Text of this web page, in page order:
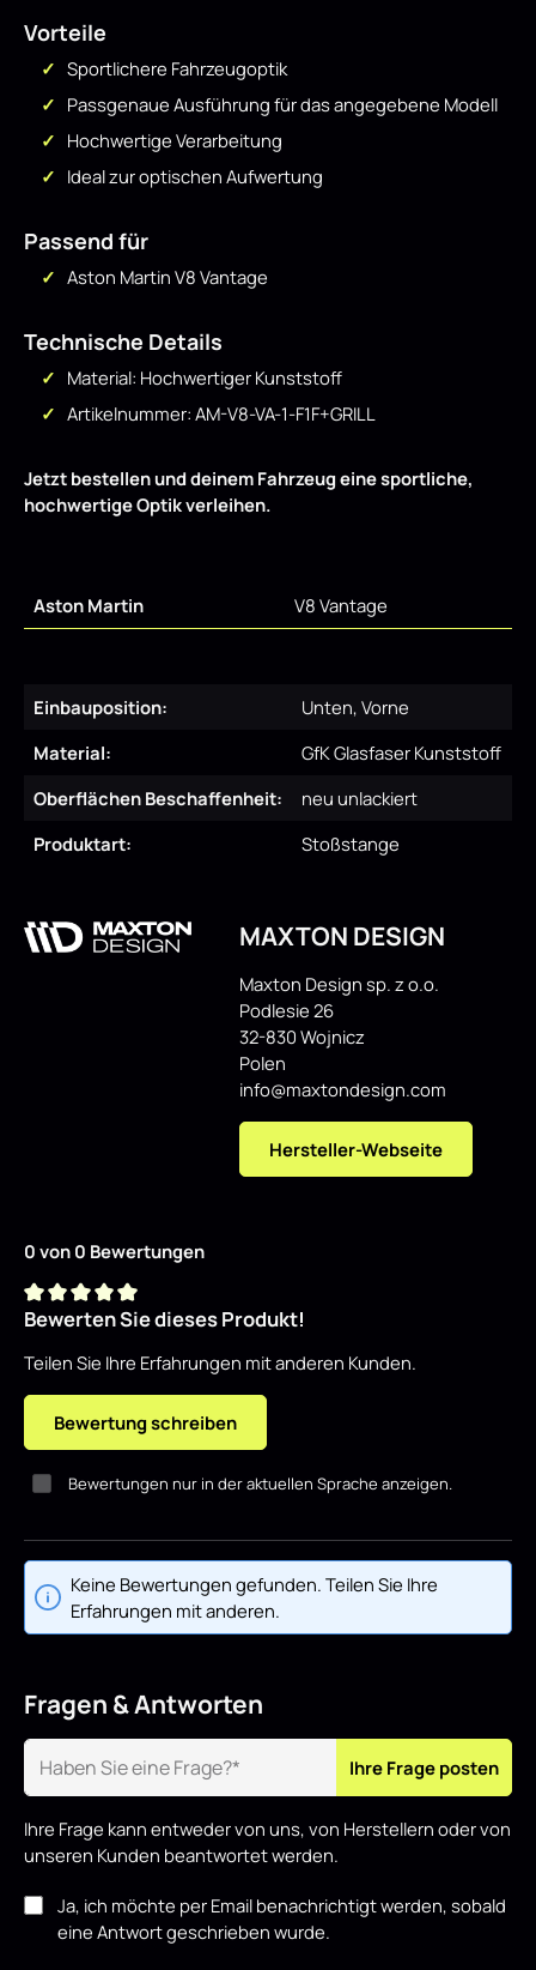
Vorteile
Sportlichere Fahrzeugoptik
Passgenaue Ausführung für das angegebene Modell
Hochwertige Verarbeitung
Ideal zur optischen Aufwertung
Passend für
Aston Martin V8 Vantage
Technische Details
Material: Hochwertiger Kunststoff
Artikelnummer: AM-V8-VA-1-F1F+GRILL
Jetzt bestellen und deinem Fahrzeug eine sportliche,
hochwertige Optik verleihen.
Aston Martin V8 Vantage
Einbauposition:
Unten, Vorne
Material:
GfK Glasfaser Kunststoff
Oberflächen Beschaffenheit:
neu unlackiert
Produktart:
Stoßstange
MAXTON DESIGN
Maxton Design sp. z o.o.
Podlesie 26
32-830 Wojnicz
Polen
info@maxtondesign.com
Hersteller-Webseite
0 von 0 Bewertungen
Durchschnittliche Bewertung von 0 von 5 Sternen
Bewerten Sie dieses Produkt!
Teilen Sie Ihre Erfahrungen mit anderen Kunden.
Bewertung schreiben
Bewertungen nur in der aktuellen Sprache anzeigen.
Keine Bewertungen gefunden. Teilen Sie Ihre
Erfahrungen mit anderen.
Fragen & Antworten
Ihre Frage posten
Ihre Frage kann entweder von uns, von Herstellern oder von
unseren Kunden beantwortet werden.
Ja, ich möchte per Email benachrichtigt werden, sobald
eine Antwort geschrieben wurde.